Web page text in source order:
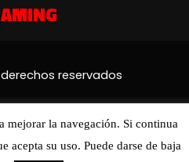
reservados
mejorar la navegación. Si continua
acepta su uso. Puede darse de baja